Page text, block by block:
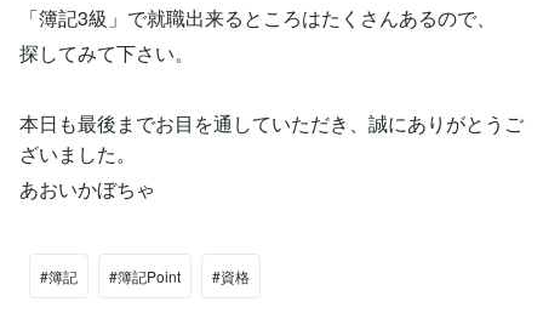
「簿記3級」で就職出来るところはたくさんあるので、
探してみて下さい。
本日も最後までお目を通していただき、誠にありがとうご
ざいました。
あおいかぼちゃ
#簿記 #簿記Point #資格